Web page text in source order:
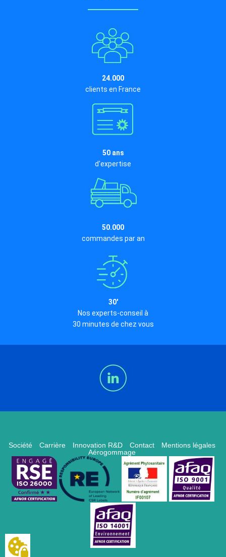
24.000
clients en France
50 ans
d'expertise
50.000
commandes par an
30'
Nos experts-conseil à
30 minutes de chez vous
Société Carrière Innovation R&D Contact
Mentions légales
Aérogommage